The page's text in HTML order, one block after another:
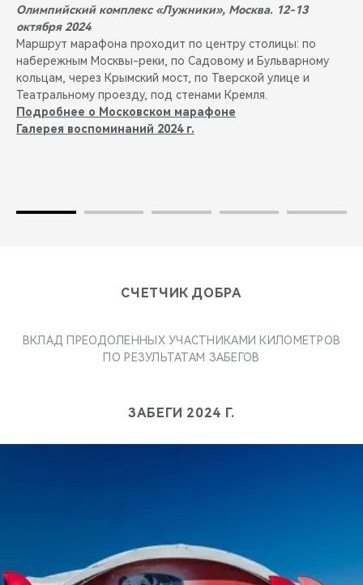
Олимпийский комплекс «Лужники», Москва. 12-13
октября 2024
Маршрут марафона проходит по центру столицы: по
набережным Москвы-реки, по Садовому и Бульварному
кольцам, через Крымский мост, по Тверской улице и
Театральному проезду, под стенами Кремля.
Подробнее о Московском марафоне
Галерея воспоминаний 2024 г.
СЧЕТЧИК ДОБРА
ВКЛАД ПРЕОДОЛЕННЫХ УЧАСТНИКАМИ КИЛОМЕТРОВ
ПО РЕЗУЛЬТАТАМ ЗАБЕГОВ
ЗАБЕГИ 2024 Г.